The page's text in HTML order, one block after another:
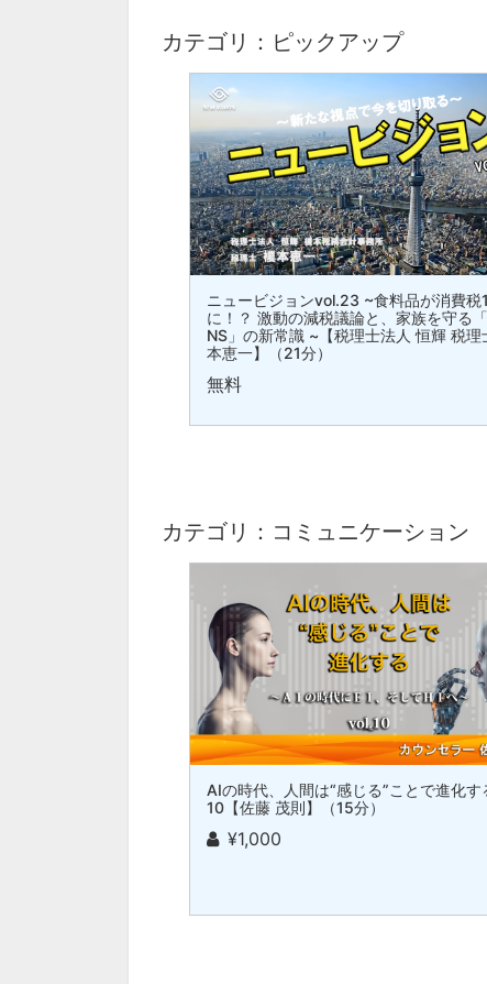
カテゴリ：ピックアップ
ニュービジョンvol.23 ~食料品が消費税
に！？ 激動の減税議論と、家族を守る
NS」の新常識 ~【税理士法人 恒輝 税理
本恵一】（21分）
無料
カテゴリ：コミュニケーション
AIの時代、人間は“感じる”ことで進化す
10【佐藤 茂則】（15分）
¥1,000